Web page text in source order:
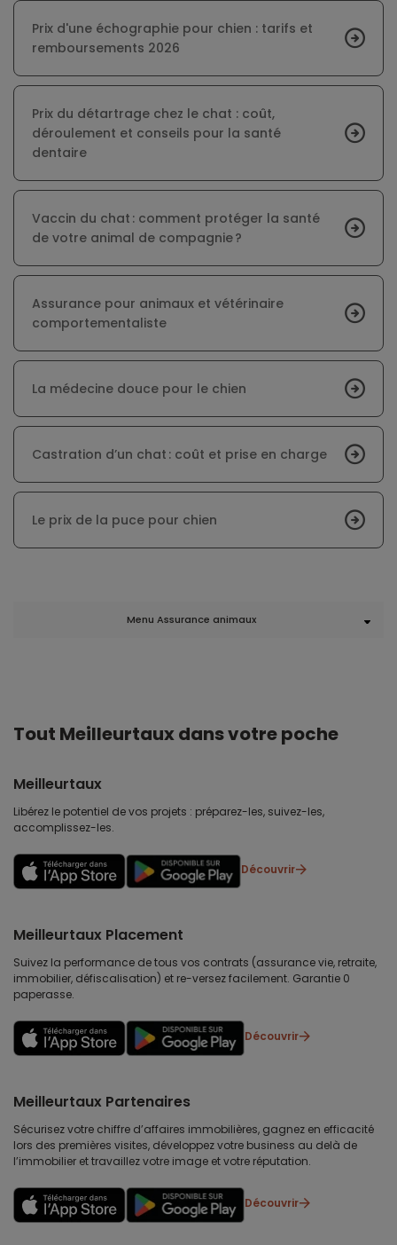
Prix d'une échographie pour chien : tarifs et
remboursements 2026
Prix du détartrage chez le chat : coût,
déroulement et conseils pour la santé
dentaire
Vaccin du chat : comment protéger la santé
de votre animal de compagnie ?
Assurance pour animaux et vétérinaire
comportementaliste
La médecine douce pour le chien
Castration d’un chat : coût et prise en charge
Le prix de la puce pour chien
Menu Assurance animaux
Tout Meilleurtaux dans votre poche
Meilleurtaux
Libérez le potentiel de vos projets : préparez-les, suivez-les,
accomplissez-les.
Découvrir
Meilleurtaux Placement
Suivez la performance de tous vos contrats (assurance vie, retraite,
immobilier, défiscalisation) et re-versez facilement. Garantie 0
paperasse.
Découvrir
Meilleurtaux Partenaires
Sécurisez votre chiffre d’affaires immobilières, gagnez en efficacité
lors des premières visites, développez votre business au delà de
l’immobilier et travaillez votre image et votre réputation.
Découvrir